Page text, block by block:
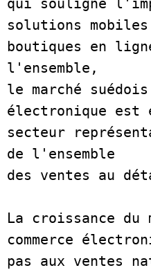
solutions
boutiques en
l'ensemble,
le marché suédois
électronique est
secteur
de l'ensemble
des ventes au
La croissance du
commerce
pas aux ventes